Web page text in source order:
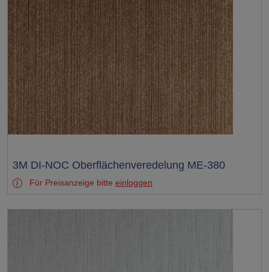
Test
3M DI-NOC Oberflächenveredelung ME-380
Für Preisanzeige bitte einloggen